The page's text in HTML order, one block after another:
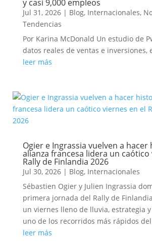
y casi 9,000 empleos
Jul 31, 2026| Blog, Internacionales,
Tendencias
Por Karina McDonald Un estudio de
datos reales de ventas e inversiones,
leer más
Ogier e Ingrassia vuelven a hacer
alianza francesa lidera un caótico
Rally de Finlandia 2026
Jul 30, 2026| Blog, Internacionales
Sébastien Ogier y Julien Ingrassia
primera jornada del Rally de
un viernes lleno de lluvia, estrategia
uno de los recorridos más rápidos del
leer más